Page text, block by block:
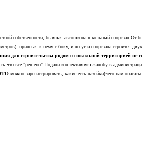
собственности, бывшая автошкола-школьный
прилегая к нему с боку, и до угла спортзала строится
для строительства рядом со школьной территорией
что всё "решено".Подали коллективную жалобу в
можно зарегистрировать, какие есть лазейки(чего нам